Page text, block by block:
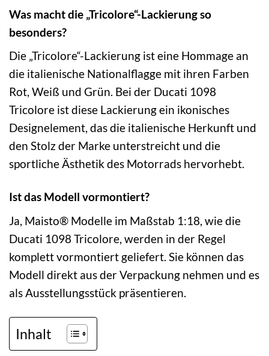
Was macht die „Tricolore“-Lackierung so
besonders?
Die „Tricolore“-Lackierung ist eine Hommage an
die italienische Nationalflagge mit ihren Farben
Rot, Weiß und Grün. Bei der Ducati 1098
Tricolore ist diese Lackierung ein ikonisches
Designelement, das die italienische Herkunft und
den Stolz der Marke unterstreicht und die
sportliche Ästhetik des Motorrads hervorhebt.
Ist das Modell vormontiert?
Ja, Maisto® Modelle im Maßstab 1:18, wie die
Ducati 1098 Tricolore, werden in der Regel
komplett vormontiert geliefert. Sie können das
Modell direkt aus der Verpackung nehmen und es
als Ausstellungsstück präsentieren.
Inhalt